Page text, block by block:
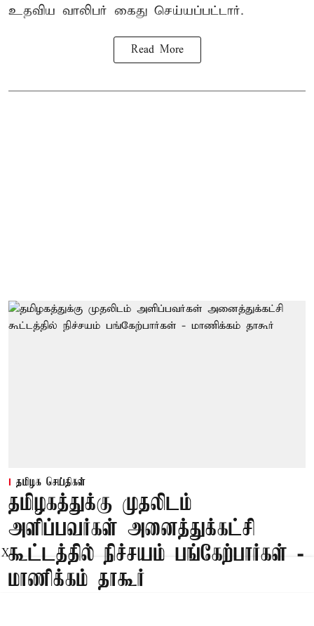
உதவிய வாலிபர் கைது செய்யப்பட்டார்.
Read More
தமிழக செய்திகள்
தமிழகத்துக்கு முதலிடம்
அளிப்பவர்கள் அனைத்துக்கட்சி
கூட்டத்தில் நிச்சயம் பங்கேற்பார்கள் -
மாணிக்கம் தாகூர்
X